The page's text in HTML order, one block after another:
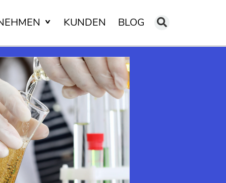
KUNDEN BLOG